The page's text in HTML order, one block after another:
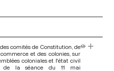
comités de Constitution, de
et des colonies, sur
coloniales et l'état civil
de la séance du 11 mai